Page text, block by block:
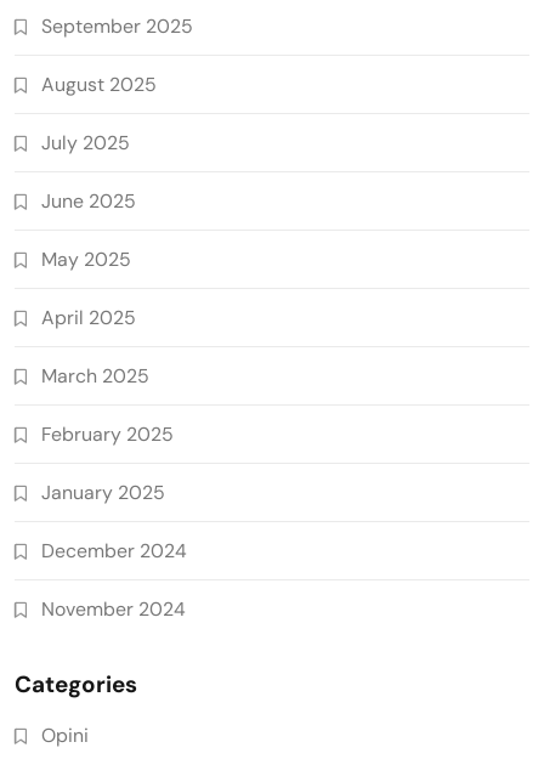
September 2025
August 2025
July 2025
June 2025
May 2025
April 2025
March 2025
February 2025
January 2025
December 2024
November 2024
Categories
Opini